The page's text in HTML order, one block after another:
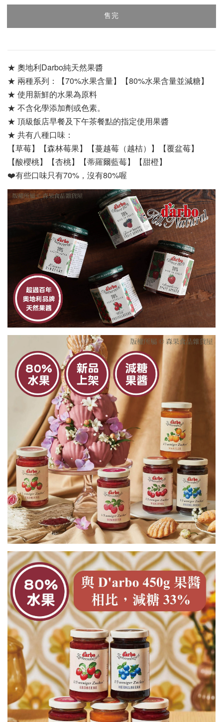
售完
★ 奧地利Darbo純天然果醬
★ 兩種系列：【70%水果含量】【80%水果含量並減糖】
★ 使用新鮮的水果為原料
★ 不含化學添加劑或色素。
★ 頂級飯店早餐及下午茶餐點的指定使用果醬
★ 共有八種口味：
【草莓】【森林莓果】【蔓越莓（越桔）】【覆盆莓】
【酸櫻桃】【杏桃】【蒂羅爾藍莓】【甜橙】
❤️有些口味只有70%，沒有80%喔